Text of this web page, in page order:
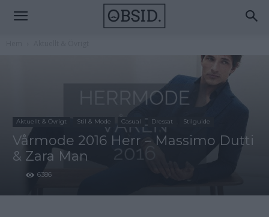
Aktuellt & Övrigt Stil & Mode Casual Dressat Stilguide
Vårmode 2016 Herr – Massimo Dutti
& Zara Man
6386